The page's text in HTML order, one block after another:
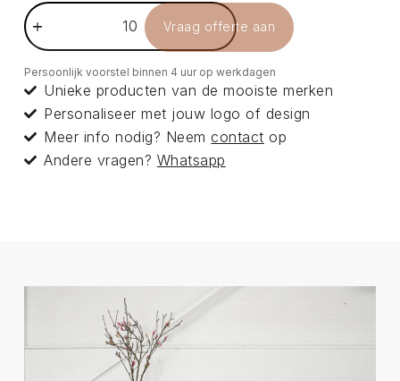
Vraag offerte aan
Persoonlijk voorstel binnen 4 uur op werkdagen
Unieke producten van de mooiste merken
Personaliseer met jouw logo of design
Meer info nodig? Neemcontact op
Andere vragen? Whatsapp